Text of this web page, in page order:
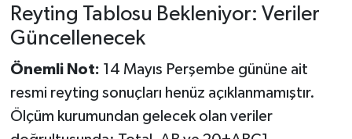
Reyting Tablosu Bekleniyor: Veriler
Güncellenecek
Önemli Not: 14 Mayıs Perşembe gününe ait
resmi reyting sonuçları henüz açıklanmamıştır.
Ölçüm kurumundan gelecek olan veriler